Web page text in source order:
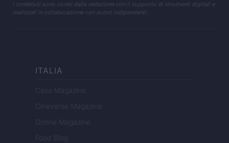
I contenuti sono curati dalla redazione con il supporto di strumenti digitali e
realizzati in collaborazione con autori indipendenti.
ITALIA
Casa Magazine
Cineverse Magazine
Donne Magazine
Food Blog